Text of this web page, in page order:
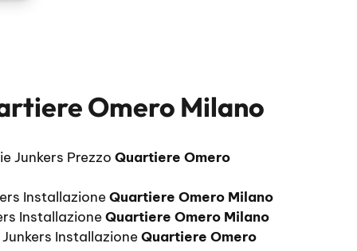
Omero Milano
Junkers Prezzo Quartiere Omero
InstallazioneQuartiere Omero Milano
InstallazioneQuartiere Omero Milano
InstallazioneQuartiere Omero